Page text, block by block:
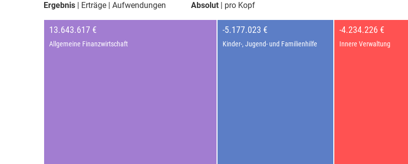
Ergebnis Erträge Aufwendungen Absolut pro Kopf
13.643.617 €
Allgemeine Finanzwirtschaft
-5.177.023 €
Kinder-, Jugend- und Familienhilfe
-4.234.226 €
Innere Verwaltung